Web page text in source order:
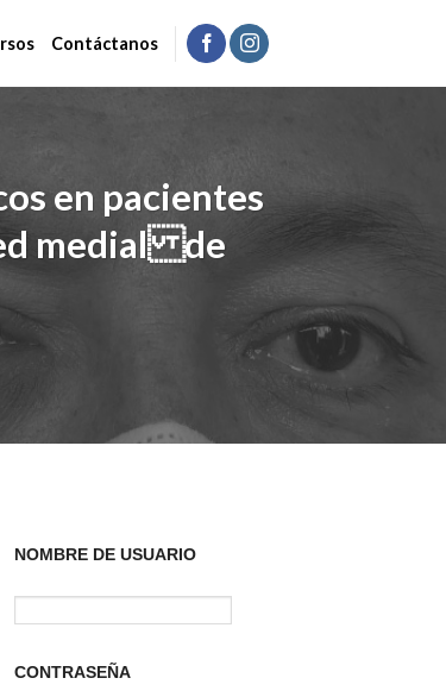
Contáctanos
en pacientes
medial de
NOMBRE DE USUARIO
CONTRASEÑA